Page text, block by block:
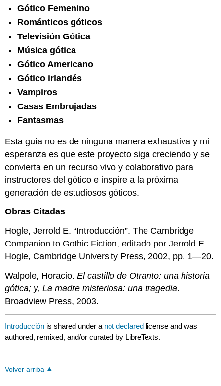
Gótico Femenino
Románticos góticos
Televisión Gótica
Música gótica
Gótico Americano
Gótico irlandés
Vampiros
Casas Embrujadas
Fantasmas
Esta guía no es de ninguna manera exhaustiva y mi
esperanza es que este proyecto siga creciendo y se
convierta en un recurso vivo y colaborativo para
instructores del gótico e inspire a la próxima
generación de estudiosos góticos.
Obras Citadas
Hogle, Jerrold E. “Introducción”. The Cambridge
Companion to Gothic Fiction, editado por Jerrold E.
Hogle, Cambridge University Press, 2002, pp. 1—20.
Walpole, Horacio.El castillo de Otranto: una historia
gótica; y, La madre misteriosa: una tragedia.
Broadview Press, 2003.
Introducción is shared under a not declared license and was
authored, remixed, and/or curated by LibreTexts.
Volver arriba